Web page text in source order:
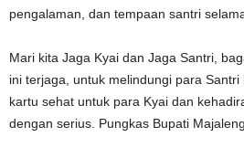
pengalaman, dan tempaan santri
Mari kita Jaga Kyai dan Jaga Santri,
ini terjaga, untuk melindungi para
kartu sehat untuk para Kyai dan
dengan serius. Pungkas Bupati